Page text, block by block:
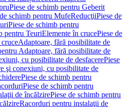
Piese de schimb pentru Geberit
schimb pentru MufeReducţiiPiese de
Piese de schimb pentru
pentru TeuriElemente în crucePiese de
Adaptoare, fără posibilitate de
Adaptoare, fără posibilitate de
cu posibilitate de desfacerePiese
şi conexiuni, cu posibilitate de
Piese de schimb pentru
Piese de schimb pentru
de încălzirePiese de schimb pentru
Racorduri pentru instalaţii de